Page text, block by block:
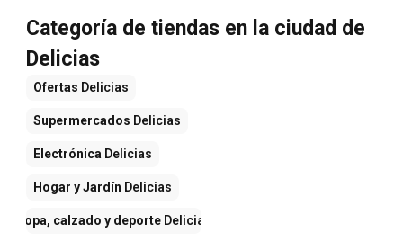
Categoría de tiendas en la ciudad de
Delicias
Ofertas Delicias
Supermercados Delicias
Electrónica Delicias
Hogar y Jardín Delicias
Ropa, calzado y deporte Delicias